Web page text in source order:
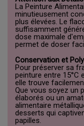
La Peinture
minutieusement
plus élevées. Le
suffisamment
dose maximale
permet de doser
Conservation et
Pour préserver sa
peinture entre 15°C
elle trouve
Que vous soyez un
élaborés ou un
alimentaire
desserts qui
papilles.